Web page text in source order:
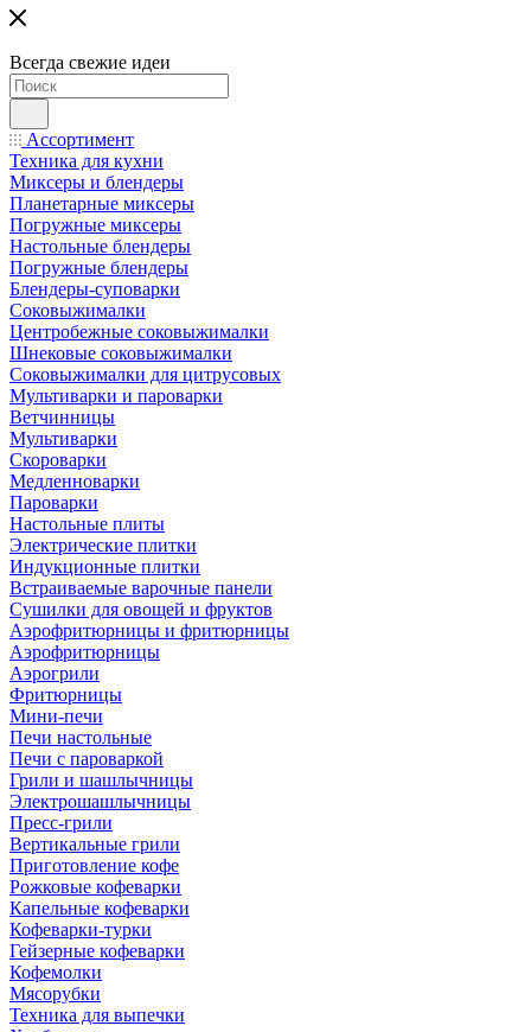
Всегда свежие идеи
Ассортимент
Техника для кухни
Миксеры и блендеры
Планетарные миксеры
Погружные миксеры
Настольные блендеры
Погружные блендеры
Блендеры-суповарки
Соковыжималки
Центробежные соковыжималки
Шнековые соковыжималки
Соковыжималки для цитрусовых
Мультиварки и пароварки
Ветчинницы
Мультиварки
Скороварки
Медленноварки
Пароварки
Настольные плиты
Электрические плитки
Индукционные плитки
Встраиваемые варочные панели
Сушилки для овощей и фруктов
Аэрофритюрницы и фритюрницы
Аэрофритюрницы
Аэрогрили
Фритюрницы
Мини-печи
Печи настольные
Печи с пароваркой
Грили и шашлычницы
Электрошашлычницы
Пресс-грили
Вертикальные грили
Приготовление кофе
Рожковые кофеварки
Капельные кофеварки
Кофеварки-турки
Гейзерные кофеварки
Кофемолки
Мясорубки
Техника для выпечки